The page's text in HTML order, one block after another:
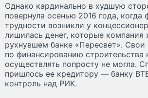
Однако кардинально в худшую
повернула осенью 2016 года, когда
трудности возникли у
лишилась денег, которые компания
рухнувшем банке «Пересвет». Свои
по финансированию строительства
осуществлять попросту не могла.
пришлось ее кредитору — банку
контроль над РИК.